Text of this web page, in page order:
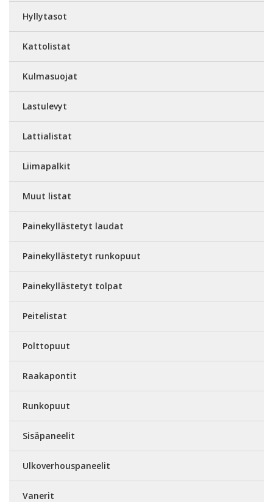
Hyllytasot
Kattolistat
Kulmasuojat
Lastulevyt
Lattialistat
Liimapalkit
Muut listat
Painekyllästetyt laudat
Painekyllästetyt runkopuut
Painekyllästetyt tolpat
Peitelistat
Polttopuut
Raakapontit
Runkopuut
Sisäpaneelit
Ulkoverhouspaneelit
Vanerit